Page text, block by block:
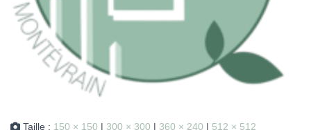
Taille : 150 × 150 | 300 × 300 | 360 × 240 | 512 × 512